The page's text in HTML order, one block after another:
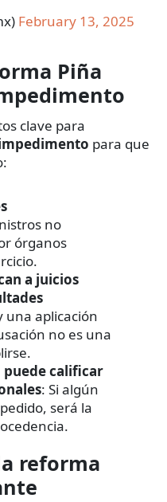
February 13, 2025
Piña
clave para
para que
no
órganos
a juicios
una aplicación
no es una
puede calificar
: Si algún
será la
reforma